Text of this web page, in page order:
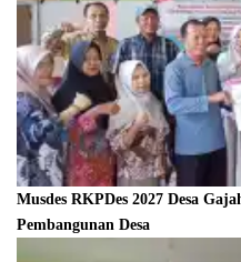
Musdes RKPDes 2027 Desa
Pembangunan Desa